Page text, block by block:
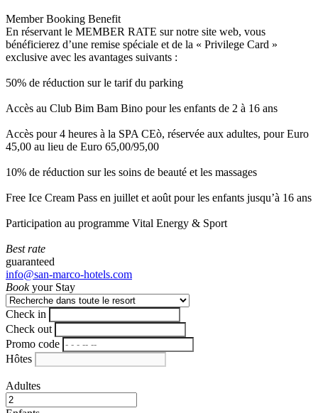
Member Booking Benefit
En réservant le MEMBER RATE sur notre site web, vous
bénéficierez d’une remise spéciale et de la « Privilege Card »
exclusive avec les avantages suivants :
50% de réduction sur le tarif du parking
Accès au Club Bim Bam Bino pour les enfants de 2 à 16 ans
Accès pour 4 heures à la SPA CEò, réservée aux adultes, pour Euro
45,00 au lieu de Euro 65,00/95,00
10% de réduction sur les soins de beauté et les massages
Free Ice Cream Pass en juillet et août pour les enfants jusqu’à 16 ans
Participation au programme Vital Energy & Sport
Best rate
guaranteed
info@san-marco-hotels.com
Bookyour Stay
Check in
Check out
Promo code
Hôtes
Adultes